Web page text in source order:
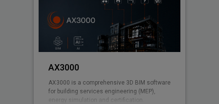
AX3000
AX3000 is a comprehensive 3D BIM software
for building services engineering (MEP),
energy simulation and certification.